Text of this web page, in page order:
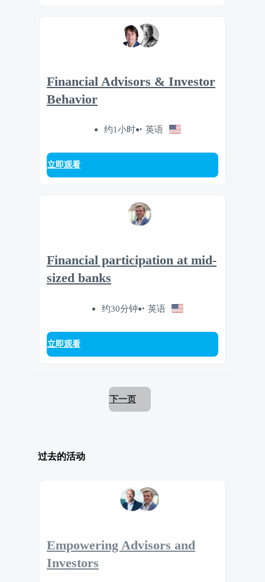
Financial Advisors & Investor
Behavior
约1小时 英语
立即观看
Financial participation at mid-
sized banks
约30分钟 英语
立即观看
下一页
过去的活动
Empowering Advisors and
Investors